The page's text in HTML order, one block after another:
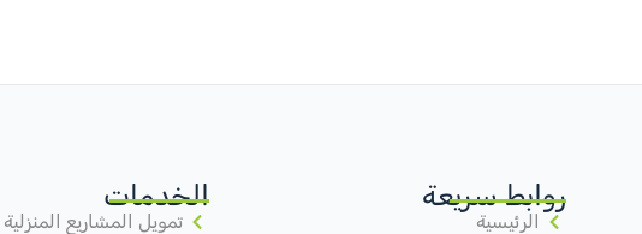
روابط سريعة
الرئيسية
الخدمات
تمويل المشاريع المنزلية